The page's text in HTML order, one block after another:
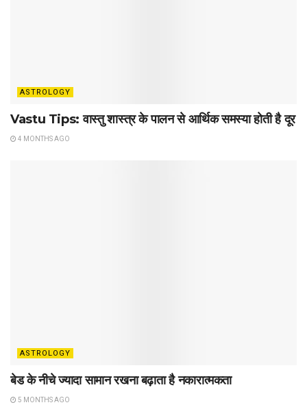
ASTROLOGY
Vastu Tips: वास्तु शास्त्र के पालन से आर्थिक समस्या होती है दूर
4 MONTHS AGO
ASTROLOGY
बेड के नीचे ज्यादा सामान रखना बढ़ाता है नकारात्मकता
5 MONTHS AGO